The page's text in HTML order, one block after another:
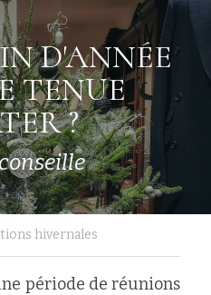
D'ANNÉE
TENUE
?
hivernales
période de réunions